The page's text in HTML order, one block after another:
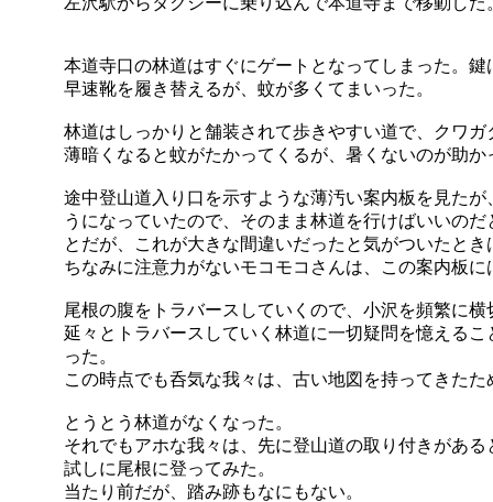
本道寺口の林道はすぐにゲートとなってしまった。
早速靴を履き替えるが、蚊が多くてまいった。
林道はしっかりと舗装されて歩きやすい道で、クワ
薄暗くなると蚊がたかってくるが、暑くないのが助か
途中登山道入り口を示すような薄汚い案内板を見た
うになっていたので、そのまま林道を行けばいいの
とだが、これが大きな間違いだったと気がついたと
ちなみに注意力がないモコモコさんは、この案内板
尾根の腹をトラバースしていくので、小沢を頻繁に
延々とトラバースしていく林道に一切疑問を憶える
った。
この時点でも呑気な我々は、古い地図を持ってきた
とうとう林道がなくなった。
それでもアホな我々は、先に登山道の取り付きがあ
試しに尾根に登ってみた。
当たり前だが、踏み跡もなにもない。